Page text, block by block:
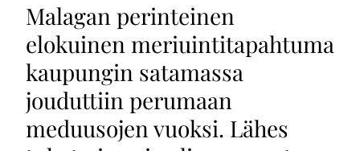
Malagan perinteinen
elokuinen meriuintitapahtuma
kaupungin satamassa
jouduttiin perumaan
meduusojen vuoksi. Lähes